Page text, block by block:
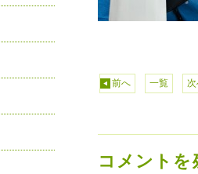
前へ 一覧
コメントを